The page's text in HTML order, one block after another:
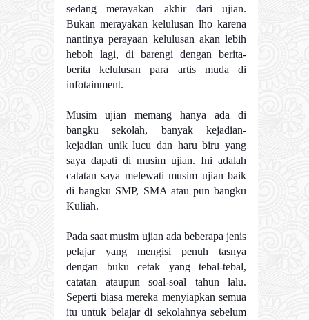
sedang merayakan akhir dari ujian.
Bukan merayakan kelulusan lho karena
nantinya perayaan kelulusan akan lebih
heboh lagi, di barengi dengan berita-
berita kelulusan para artis muda di
infotainment.
Musim ujian memang hanya ada di
bangku sekolah, banyak kejadian-
kejadian unik lucu dan haru biru yang
saya dapati di musim ujian. Ini adalah
catatan saya melewati musim ujian baik
di bangku SMP, SMA atau pun bangku
Kuliah.
Pada saat musim ujian ada beberapa jenis
pelajar yang mengisi penuh tasnya
dengan buku cetak yang tebal-tebal,
catatan ataupun soal-soal tahun lalu.
Seperti biasa mereka menyiapkan semua
itu untuk belajar di sekolahnya sebelum